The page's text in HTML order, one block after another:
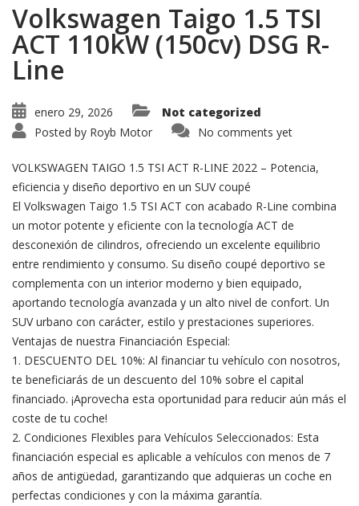
Volkswagen Taigo 1.5 TSI
ACT 110kW (150cv) DSG R-
Line
enero 29, 2026
Not categorized
Posted by Royb Motor No comments yet
VOLKSWAGEN TAIGO 1.5 TSI ACT R-LINE 2022 – Potencia,
eficiencia y diseño deportivo en un SUV coupé
El Volkswagen Taigo 1.5 TSI ACT con acabado R-Line combina
un motor potente y eficiente con la tecnología ACT de
desconexión de cilindros, ofreciendo un excelente equilibrio
entre rendimiento y consumo. Su diseño coupé deportivo se
complementa con un interior moderno y bien equipado,
aportando tecnología avanzada y un alto nivel de confort. Un
SUV urbano con carácter, estilo y prestaciones superiores.
Ventajas de nuestra Financiación Especial:
1. DESCUENTO DEL 10%: Al financiar tu vehículo con nosotros,
te beneficiarás de un descuento del 10% sobre el capital
financiado. ¡Aprovecha esta oportunidad para reducir aún más el
coste de tu coche!
2. Condiciones Flexibles para Vehículos Seleccionados: Esta
financiación especial es aplicable a vehículos con menos de 7
años de antigüedad, garantizando que adquieras un coche en
perfectas condiciones y con la máxima garantía.